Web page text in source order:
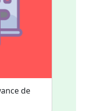
de